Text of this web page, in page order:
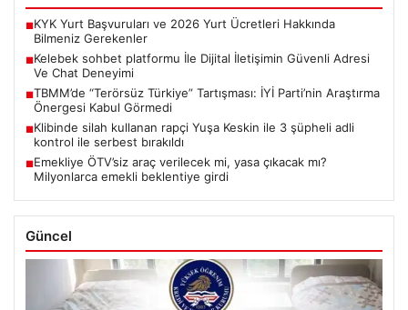
■KYK Yurt Başvuruları ve 2026 Yurt Ücretleri Hakkında
Bilmeniz Gerekenler
■Kelebek sohbet platformu İle Dijital İletişimin Güvenli Adresi
Ve Chat Deneyimi
■TBMM’de “Terörsüz Türkiye” Tartışması: İYİ Parti’nin Araştırma
Önergesi Kabul Görmedi
■Klibinde silah kullanan rapçi Yuşa Keskin ile 3 şüpheli adli
kontrol ile serbest bırakıldı
■Emekliye ÖTV’siz araç verilecek mi, yasa çıkacak mı?
Milyonlarca emekli beklentiye girdi
Güncel